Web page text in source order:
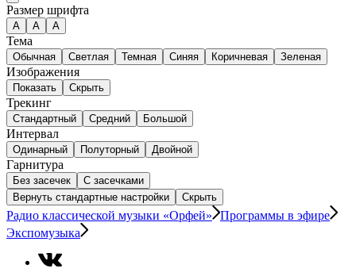
Размер шрифта
А A A
Тема
Обычная Светлая Темная Синяя Коричневая Зеленая
Изображения
Показать Скрыть
Трекинг
Стандартный Средний Большой
Интервал
Одинарный Полуторный Двойной
Гарнитура
Без засечек
С засечками
Вернуть стандартные настройки
Скрыть
Радио классической музыки «Орфей»
Программы в эфире
Экспомузыка